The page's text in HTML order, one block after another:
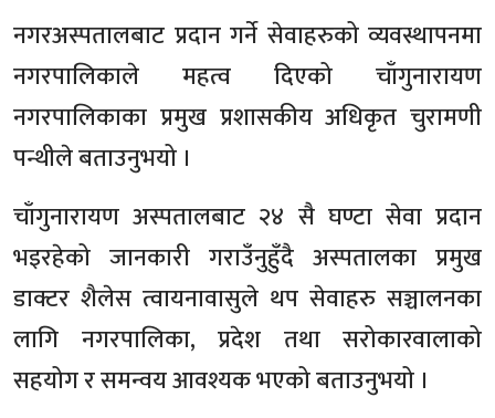
नगरअस्पतालबाट प्रदान गर्ने सेवाहरुको व्यवस्थापनमा
नगरपालिकाले महत्व दिएको चाँगुनारायण
नगरपालिकाका प्रमुख प्रशासकीय अधिकृत चुरामणी
पन्थीले बताउनुभयो ।
चाँगुनारायण अस्पतालबाट २४ सै घण्टा सेवा प्रदान
भइरहेको जानकारी गराउँनुहुँदै अस्पतालका प्रमुख
डाक्टर शैलेस त्वायनावासुले थप सेवाहरु सञ्चालनका
लागि नगरपालिका, प्रदेश तथा सरोकारवालाको
सहयोग र समन्वय आवश्यक भएको बताउनुभयो ।